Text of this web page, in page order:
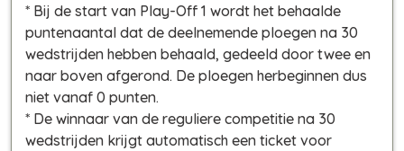
* Bij de start van Play-Off 1 wordt het behaalde
puntenaantal dat de deelnemende ploegen na 30
wedstrijden hebben behaald, gedeeld door twee en
naar boven afgerond. De ploegen herbeginnen dus
niet vanaf 0 punten.
* De winnaar van de reguliere competitie na 30
wedstrijden krijgt automatisch een ticket voor